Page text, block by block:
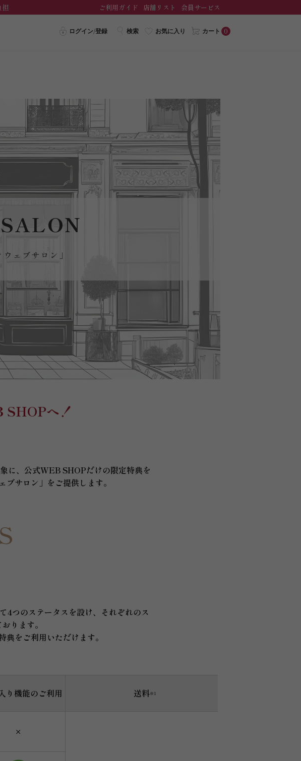
担 ご利用ガイド 店舗リスト 会員サービス
ログイン/登録 検索 お気に入り カート 0
ェブサロン」
SHOPへ！
に、公式WEB SHOPだけの限定特典を
サロン」をご提供します。
つのステータスを設け、それぞれのス
ります。
をご利用いただけます。
り機能のご利用 送料※1
×